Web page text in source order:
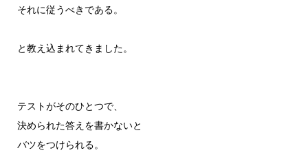
それに従うべきである。
と教え込まれてきました。
テストがそのひとつで、
決められた答えを書かないと
バツをつけられる。